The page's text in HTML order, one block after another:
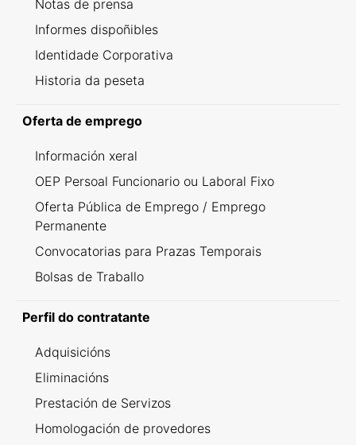
Notas de prensa
Informes dispoñibles
Identidade Corporativa
Historia da peseta
Oferta de emprego
Información xeral
OEP Persoal Funcionario ou Laboral Fixo
Oferta Pública de Emprego / Emprego
Permanente
Convocatorias para Prazas Temporais
Bolsas de Traballo
Perfil do contratante
Adquisicións
Eliminacións
Prestación de Servizos
Homologación de provedores